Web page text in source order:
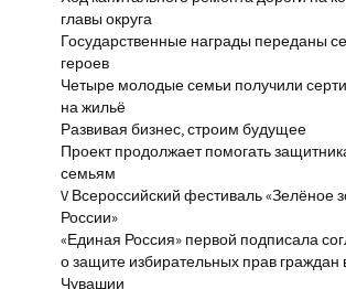
главы округа
Государственные награды переданы
героев
Четыре молодые семьи получили
на жильё
Развивая бизнес, строим будущее
Проект продолжает помогать
семьям
V Всероссийский фестиваль «Зелёное
России»
«Единая Россия» первой подписала
о защите избирательных прав граждан
Чувашии